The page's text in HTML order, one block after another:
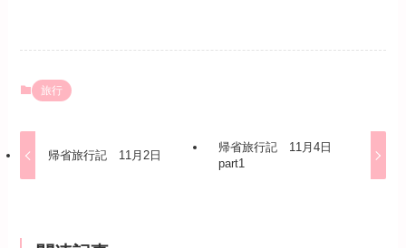
旅行
帰省旅行記 11月2日
帰省旅行記 11月4日
part1